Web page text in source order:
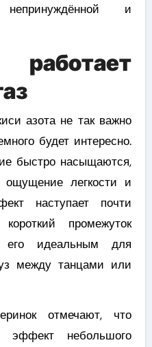
и
азота не так важно
будет интересно.
быстро насыщаются,
ощущение легкости и
наступает почти
промежуток
его идеальным для
между танцами или
отмечают, что
небольшого